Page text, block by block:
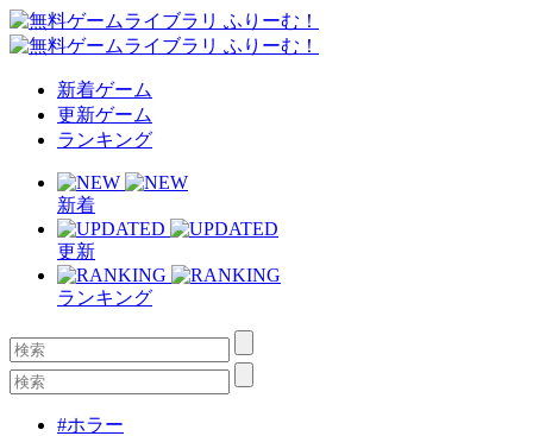
新着ゲーム
更新ゲーム
ランキング
新着
更新
ランキング
#ホラー